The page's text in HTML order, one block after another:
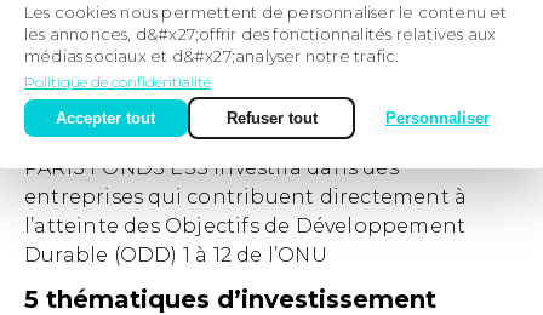
Entreprise (mentorat, partenaires experts,
Dispositif Local d’Accompagnement,
accompagnement à la mesure d’impact, etc.)
Vous avez dit impact ?
PARIS FONDS ESS investira dans des
entreprises qui contribuent directement à
l’atteinte des Objectifs de Développement
Durable (ODD) 1 à 12 de l’ONU
5 thématiques d’investissement
Les cookies nous permettent de personnaliser le contenu et
les annonces, d&#x27;offrir des fonctionnalités relatives aux
médias sociaux et d&#x27;analyser notre trafic.
Politique de confidentialité
Accepter tout
Refuser tout Personnaliser